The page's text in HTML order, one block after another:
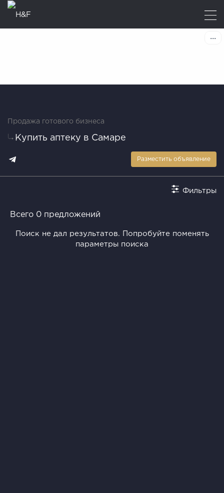
Продажа готового бизнеса
Купить аптеку в Самаре
Разместить объявление
Фильтры
Всего 0 предложений
Поиск не дал результатов. Попробуйте поменять
параметры поиска